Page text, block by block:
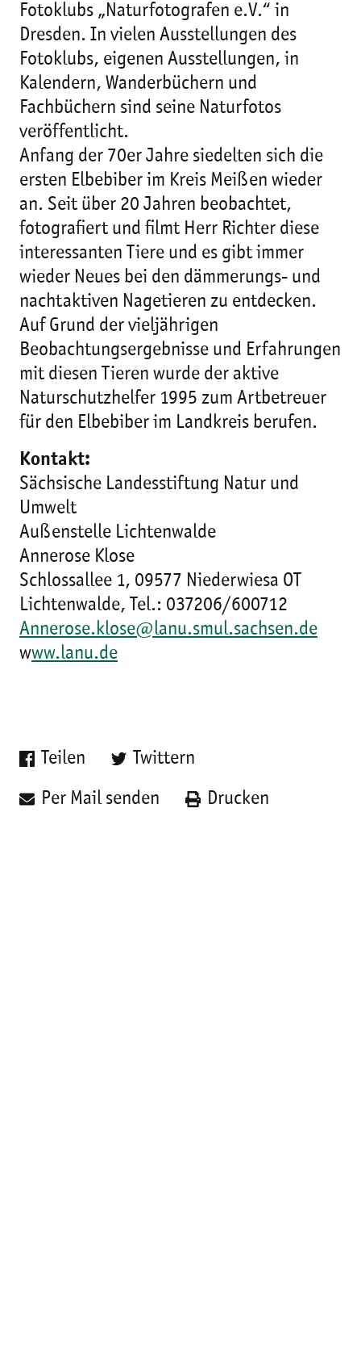
Fotoklubs „Naturfotografen e.V.“ in
Dresden. In vielen Ausstellungen des
Fotoklubs, eigenen Ausstellungen, in
Kalendern, Wanderbüchern und
Fachbüchern sind seine Naturfotos
veröffentlicht.
Anfang der 70er Jahre siedelten sich die
ersten Elbebiber im Kreis Meißen wieder
an. Seit über 20 Jahren beobachtet,
fotografiert und filmt Herr Richter diese
interessanten Tiere und es gibt immer
wieder Neues bei den dämmerungs- und
nachtaktiven Nagetieren zu entdecken.
Auf Grund der vieljährigen
Beobachtungsergebnisse und Erfahrungen
mit diesen Tieren wurde der aktive
Naturschutzhelfer 1995 zum Artbetreuer
für den Elbebiber im Landkreis berufen.
Kontakt:
Sächsische Landesstiftung Natur und
Umwelt
Außenstelle Lichtenwalde
Annerose Klose
Schlossallee 1, 09577 Niederwiesa OT
Lichtenwalde, Tel.: 037206/600712
Annerose.klose@lanu.smul.sachsen.de
www.lanu.de
Teilen Twittern
Per Mail senden Drucken